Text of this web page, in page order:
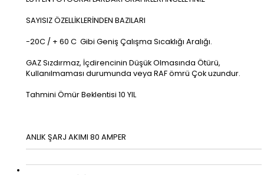
SAYISIZ ÖZELLİKLERİNDEN BAZILARI
-20C / + 60 C Gibi Geniş Çalışma Sıcaklığı Aralığı.
GAZ Sızdırmaz, İçdirencinin Düşük Olmasında Ötürü,
Kullanılmaması durumunda veya RAF ömrü Çok uzundur.
Tahmini Ömür Beklentisi 10 YIL
ANLIK ŞARJ AKIMI 80 AMPER